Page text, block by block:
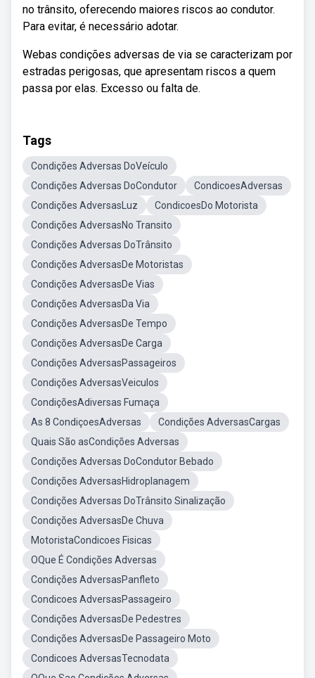
no trânsito, oferecendo maiores riscos ao condutor.
Para evitar, é necessário adotar.
Webas condições adversas de via se caracterizam por
estradas perigosas, que apresentam riscos a quem
passa por elas. Excesso ou falta de.
Tags
Condições Adversas DoVeículo
Condições Adversas DoCondutor
CondicoesAdversas
Condições AdversasLuz
CondicoesDo Motorista
Condições AdversasNo Transito
Condições Adversas DoTrânsito
Condições AdversasDe Motoristas
Condições AdversasDe Vias
Condições AdversasDa Via
Condições AdversasDe Tempo
Condições AdversasDe Carga
Condições AdversasPassageiros
Condições AdversasVeiculos
CondiçõesAdiversas Fumaça
As 8 CondiçoesAdversas
Condições AdversasCargas
Quais São asCondições Adversas
Condições Adversas DoCondutor Bebado
Condições AdversasHidroplanagem
Condições Adversas DoTrânsito Sinalização
Condições AdversasDe Chuva
MotoristaCondicoes Fisicas
OQue É Condições Adversas
Condições AdversasPanfleto
Condicoes AdversasPassageiro
Condições AdversasDe Pedestres
Condições AdversasDe Passageiro Moto
Condicoes AdversasTecnodata